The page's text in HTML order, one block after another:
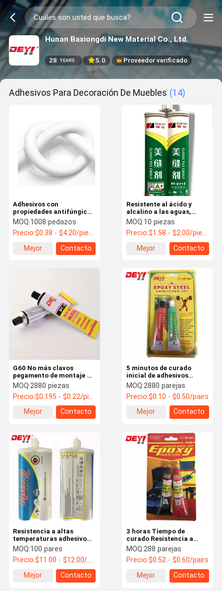
Hunan Baxiongdi New Material Co., Ltd.
28 YEARS 5.0 Proveedor verificado
Adhesivos Para Decoración De Muebles (14)
Adhesivos con
propiedades antifúngicas
de decoración para el
hogar Un componente 20-
30 minutos Tiempo de
MOQ:1008 pedazos
Precio:$0.38 - $4.20/pieces
Mejor
Contacto
Resistente al ácido y
alcalino a las aguas,
colorido, epoxi, lechado,
materia prima principal,
epoxi 400 ml
MOQ:10 piezas
Precio:$1.58 - $2.00/pieces
Mejor
Contacto
G60 No más clavos
pegamento de montaje de
trabajo pesado adhesivo
para madera cerámica
metal más blanco
MOQ:2880 piezas
Precio:$0.195 - $0.22/pieces
Mejor
Contacto
5 minutos de curado
inicial de adhesivos
acrílicos modificados
para uso médico y
doméstico
MOQ:2880 parejas
Precio:$0.10 - $0.50/pairs
Mejor
Contacto
Resistencia a altas
temperaturas adhesivo
estructural 2kg
pegamento epoxi y resina
epoxi fenólica
MOQ:100 pares
Precio:$11.00 - $12.00/pairs
Mejor
Contacto
3 horas Tiempo de
curado Resistencia a
altas temperaturas
Adhesivo estructural 5kg
MF C11H12O3 N
MOQ:288 parejas
Precio:$0.52 - $0.60/pairs
Mejor
Contacto